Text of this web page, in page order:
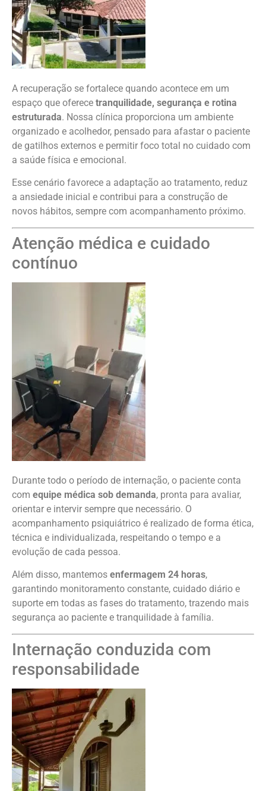
A recuperação se fortalece quando acontece em um
espaço que oferece tranquilidade, segurança e rotina
estruturada. Nossa clínica proporciona um ambiente
organizado e acolhedor, pensado para afastar o paciente
de gatilhos externos e permitir foco total no cuidado com
a saúde física e emocional.
Esse cenário favorece a adaptação ao tratamento, reduz
a ansiedade inicial e contribui para a construção de
novos hábitos, sempre com acompanhamento próximo.
Atenção médica e cuidado
contínuo
Durante todo o período de internação, o paciente conta
com equipe médica sob demanda, pronta para avaliar,
orientar e intervir sempre que necessário. O
acompanhamento psiquiátrico é realizado de forma ética,
técnica e individualizada, respeitando o tempo e a
evolução de cada pessoa.
Além disso, mantemos enfermagem 24 horas,
garantindo monitoramento constante, cuidado diário e
suporte em todas as fases do tratamento, trazendo mais
segurança ao paciente e tranquilidade à família.
Internação conduzida com
responsabilidade